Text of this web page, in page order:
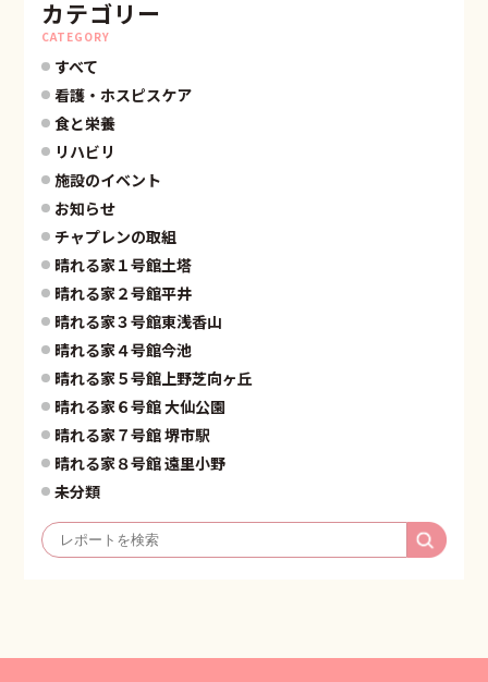
カテゴリー
CATEGORY
すべて
看護・ホスピスケア
食と栄養
リハビリ
施設のイベント
お知らせ
チャプレンの取組
晴れる家１号館土塔
晴れる家２号館平井
晴れる家３号館東浅香山
晴れる家４号館今池
晴れる家５号館上野芝向ヶ丘
晴れる家６号館 大仙公園
晴れる家７号館 堺市駅
晴れる家８号館 遠里小野
未分類